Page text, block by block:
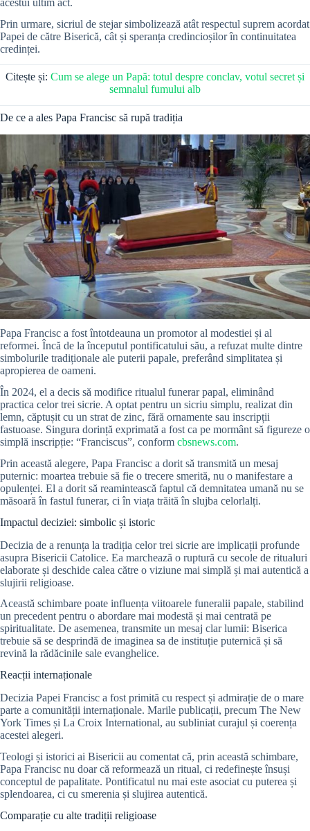
acestui ultim act.
Prin urmare, sicriul de stejar simbolizează atât respectul suprem acordat
Papei de către Biserică, cât și speranța credincioșilor în continuitatea
credinței.
Citește și: Cum se alege un Papă: totul despre conclav, votul secret și
semnalul fumului alb
De ce a ales Papa Francisc să rupă tradiția
Papa Francisc a fost întotdeauna un promotor al modestiei și al
reformei. Încă de la începutul pontificatului său, a refuzat multe dintre
simbolurile tradiționale ale puterii papale, preferând simplitatea și
apropierea de oameni.
În 2024, el a decis să modifice ritualul funerar papal, eliminând
practica celor trei sicrie. A optat pentru un sicriu simplu, realizat din
lemn, căptușit cu un strat de zinc, fără ornamente sau inscripții
fastuoase. Singura dorință exprimată a fost ca pe mormânt să figureze o
simplă inscripție: “Franciscus”, conform cbsnews.com.
Prin această alegere, Papa Francisc a dorit să transmită un mesaj
puternic: moartea trebuie să fie o trecere smerită, nu o manifestare a
opulenței. El a dorit să reamintească faptul că demnitatea umană nu se
măsoară în fastul funerar, ci în viața trăită în slujba celorlalți.
Impactul deciziei: simbolic și istoric
Decizia de a renunța la tradiția celor trei sicrie are implicații profunde
asupra Bisericii Catolice. Ea marchează o ruptură cu secole de ritualuri
elaborate și deschide calea către o viziune mai simplă și mai autentică a
slujirii religioase.
Această schimbare poate influența viitoarele funeralii papale, stabilind
un precedent pentru o abordare mai modestă și mai centrată pe
spiritualitate. De asemenea, transmite un mesaj clar lumii: Biserica
trebuie să se desprindă de imaginea sa de instituție puternică și să
revină la rădăcinile sale evanghelice.
Reacții internaționale
Decizia Papei Francisc a fost primită cu respect și admirație de o mare
parte a comunității internaționale. Marile publicații, precum The New
York Times și La Croix International, au subliniat curajul și coerența
acestei alegeri.
Teologi și istorici ai Bisericii au comentat că, prin această schimbare,
Papa Francisc nu doar că reformează un ritual, ci redefinește însuși
conceptul de papalitate. Pontificatul nu mai este asociat cu puterea și
splendoarea, ci cu smerenia și slujirea autentică.
Comparație cu alte tradiții religioase